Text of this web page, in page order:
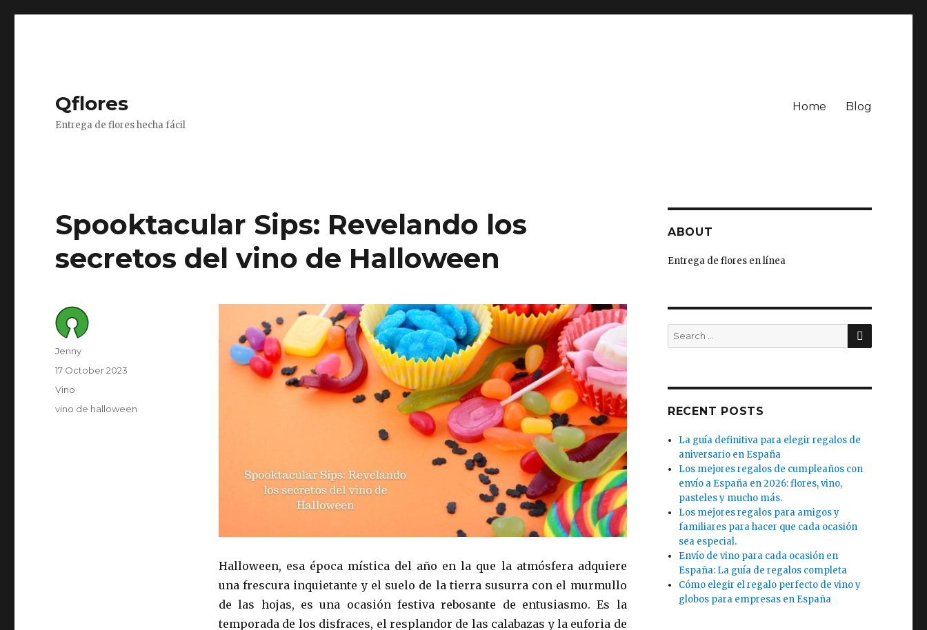
Qflores
Entrega de flores hecha fácil
Home Blog
Spooktacular Sips: Revelando los
secretos del vino de Halloween
Halloween, esa época mística del año en la que la atmósfera adquiere
una frescura inquietante y el suelo de la tierra susurra con el murmullo
de las hojas, es una ocasión festiva rebosante de entusiasmo. Es la
temporada de los disfraces, el resplandor de las calabazas y la euforia de
Author
Jenny
Posted
on
17 October 2023
Category
Vino
Tags
vino de halloween
ABOUT
Entrega de flores en línea
Search
for:
SEARCH
RECENT POSTS
La guía definitiva para elegir regalos de
aniversario en España
Los mejores regalos de cumpleaños con
envío a España en 2026: flores, vino,
pasteles y mucho más.
Los mejores regalos para amigos y
familiares para hacer que cada ocasión
sea especial.
Envío de vino para cada ocasión en
España: La guía de regalos completa
Cómo elegir el regalo perfecto de vino y
globos para empresas en España